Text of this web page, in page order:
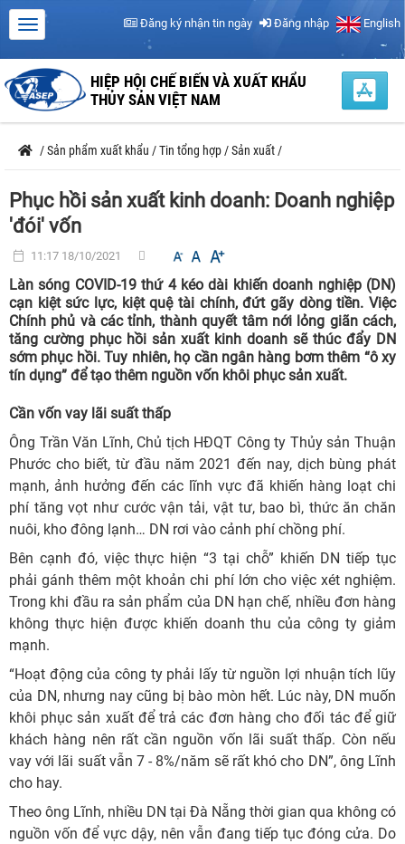
Đăng ký nhận tin ngày Đăng nhập English
HIỆP HỘI CHẾ BIẾN VÀ XUẤT KHẨU
THỦY SẢN VIỆT NAM
/Sản phẩm xuất khẩu /Tin tổng hợp /Sản xuất /
Phục hồi sản xuất kinh doanh: Doanh nghiệp
'đói' vốn
11:17 18/10/2021
Làn sóng COVID-19 thứ 4 kéo dài khiến doanh nghiệp (DN)
cạn kiệt sức lực, kiệt quệ tài chính, đứt gãy dòng tiền. Việc
Chính phủ và các tỉnh, thành quyết tâm nới lỏng giãn cách,
tăng cường phục hồi sản xuất kinh doanh sẽ thúc đẩy DN
sớm phục hồi. Tuy nhiên, họ cần ngân hàng bơm thêm “ô xy
tín dụng” để tạo thêm nguồn vốn khôi phục sản xuất.
Cần vốn vay lãi suất thấp
Ông Trần Văn Lĩnh, Chủ tịch HĐQT Công ty Thủy sản Thuận
Phước cho biết, từ đầu năm 2021 đến nay, dịch bùng phát
mạnh, ảnh hưởng đến các lĩnh vực đã khiến hàng loạt chi
phí tăng vọt như cước vận tải, vật tư, bao bì, thức ăn chăn
nuôi, kho đông lạnh… DN rơi vào cảnh phí chồng phí.
Bên cạnh đó, việc thực hiện “3 tại chỗ” khiến DN tiếp tục
phải gánh thêm một khoản chi phí lớn cho việc xét nghiệm.
Trong khi đầu ra sản phẩm của DN hạn chế, nhiều đơn hàng
không thực hiện được khiến doanh thu của công ty giảm
mạnh.
“Hoạt động của công ty phải lấy từ nguồn lợi nhuận tích lũy
của DN, nhưng nay cũng bị bào mòn hết. Lúc này, DN muốn
khôi phục sản xuất để trả các đơn hàng cho đối tác để giữ
khách hàng nên rất cần nguồn vốn lãi suất thấp. Còn nếu
vay với lãi suất vẫn 7 - 8%/năm sẽ rất khó cho DN”, ông Lĩnh
cho hay.
Theo ông Lĩnh, nhiều DN tại Đà Nẵng thời gian qua không có
nguồn vốn để vực dậy, nên vẫn đang tiếp tục đóng cửa. Do